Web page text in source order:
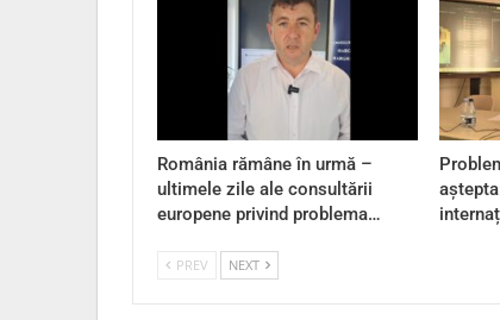
România rămâne în urmă –
ultimele zile ale consultării
europene privind problema…
PREV NEXT